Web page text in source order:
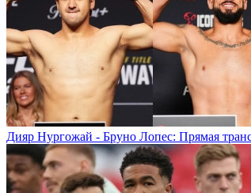
Дияр Нургожай - Бруно Лопес: Прямая